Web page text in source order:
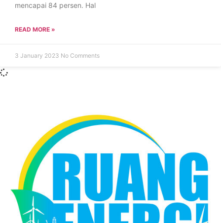
mencapai 84 persen. Hal
READ MORE »
3 January 2023 No Comments